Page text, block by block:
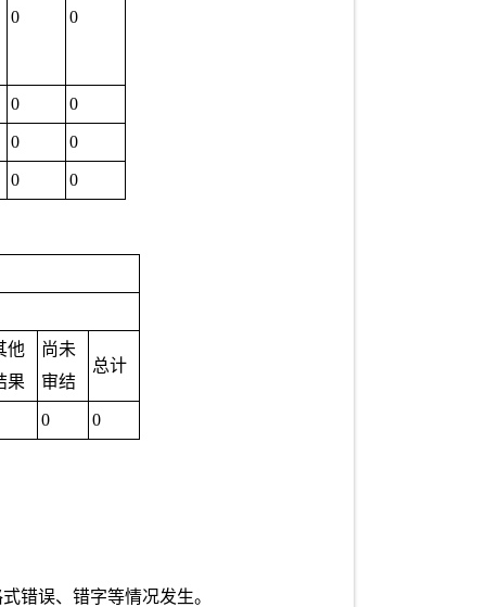
0 0
0 0
0 0
0 0
他
果
尚未
审结
总计
0 0
错误、错字等情况发生。